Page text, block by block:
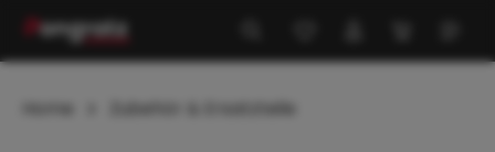
springen
Home Zubehör & Ersatzteile